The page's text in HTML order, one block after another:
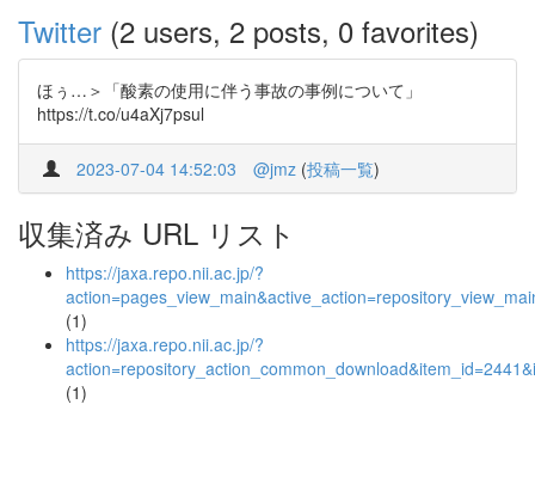
Twitter (2 users, 2 posts, 0 favorites)
ほぅ…＞「酸素の使用に伴う事故の事例について」
https://t.co/u4aXj7psul
2023-07-04 14:52:03 @jmz (投稿一覧)
収集済み URL リスト
https://jaxa.repo.nii.ac.jp/?
(1)
https://jaxa.repo.nii.ac.jp/?
(1)